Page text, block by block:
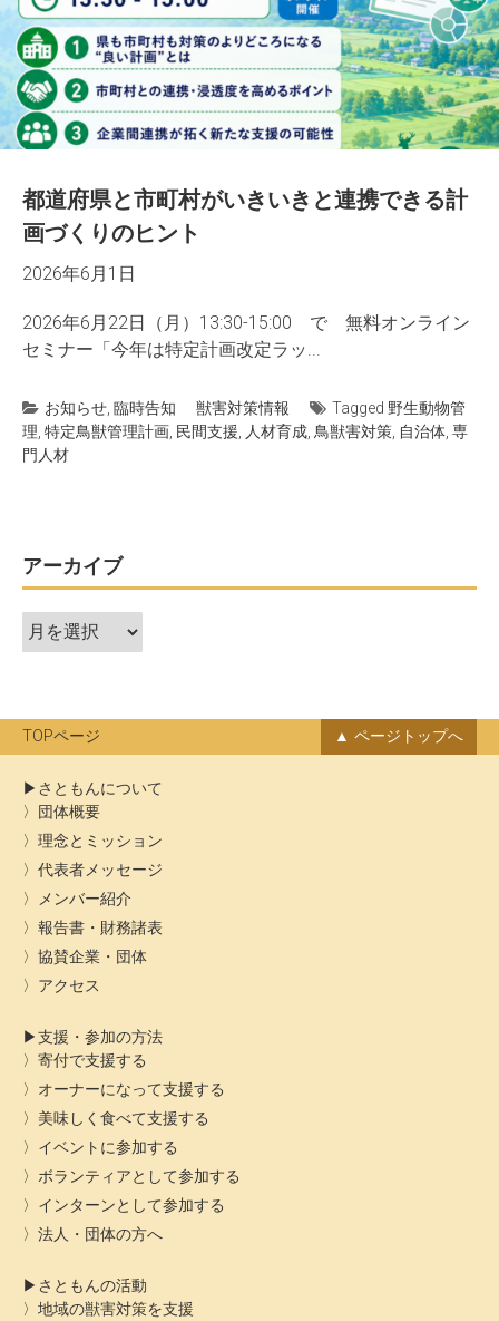
都道府県と市町村がいきいきと連携できる計
画づくりのヒント
2026年6月1日
2026年6月22日（月）13:30-15:00 で 無料オンライン
セミナー「今年は特定計画改定ラッ...
お知らせ 臨時告知 獣害対策情報 Tagged 野生動物管
理 特定鳥獣管理計画 民間支援 人材育成 鳥獣害対策 自治体 専
門人材
アーカイブ
ア
ー
ブ
TOPページ ページトップへ
さともんについて
団体概要
理念とミッション
代表者メッセージ
メンバー紹介
報告書・財務諸表
協賛企業・団体
アクセス
支援・参加の方法
寄付で支援する
オーナーになって支援する
美味しく食べて支援する
イベントに参加する
ボランティアとして参加する
インターンとして参加する
法人・団体の方へ
さともんの活動
地域の獣害対策を支援